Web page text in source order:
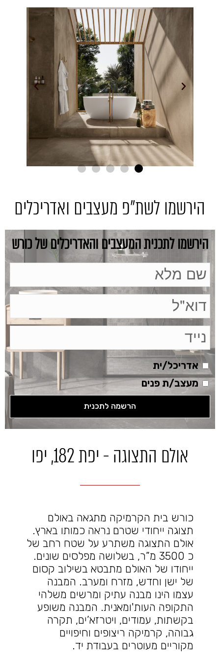
הירשמו לשת"פ מעצבים ואדריכלים
הירשמו לתכנית המעצבים והאדריכלים של כורש
אדריכל/ית
מעצב/ת פנים
הרשמה לתכנית
אולם התצוגה - יפת 182, יפו
כורש בית הקרמיקה מתגאה באולם
תצוגה ייחודי שטרם נראה כמותו בארץ.
אולם התצוגה משתרע על שטח רחב של
כ 3500 מ”ר, בשלושה מפלסים שונים.
ייחודו של האולם מתבטא בשילוב קסום
של ישן וחדש, מזרח ומערב. המבנה
עצמו הינו מבנה עתיק ומרשים משלהי
התקופה העות'ומאנית. המבנה משופע
בקשתות, עמודים, ויטרזא’ים, תקרה
גבוהה, קרמיקה ריצופים וחיפויים
מקוריים מעוטרים בעבודת יד.